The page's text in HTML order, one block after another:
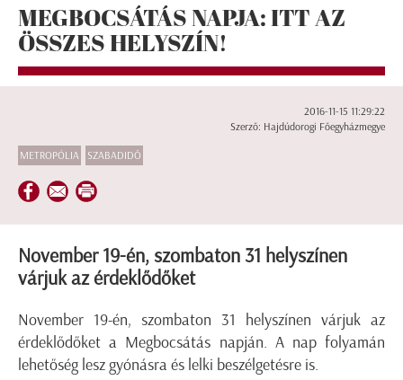
MEGBOCSÁTÁS NAPJA: ITT AZ
ÖSSZES HELYSZÍN!
2016-11-15 11:29:22
Szerző: Hajdúdorogi Főegyházmegye
METROPÓLIA SZABADIDŐ
November 19-én, szombaton 31 helyszínen
várjuk az érdeklődőket
November 19-én, szombaton 31 helyszínen várjuk az
érdeklődőket a Megbocsátás napján. A nap folyamán
lehetőség lesz gyónásra és lelki beszélgetésre is.